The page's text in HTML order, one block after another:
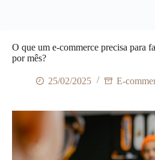
O que um e-commerce precisa para
por mês?
25/02/2025 E-